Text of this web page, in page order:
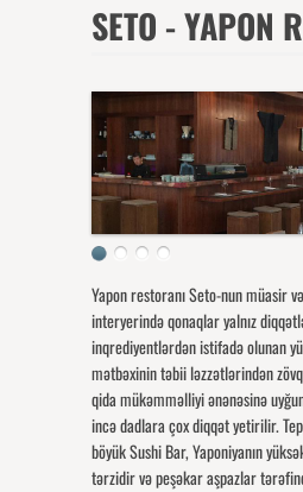
SETO - YAPON
Yapon restoranı Seto-nun müasir
interyerində qonaqlar yalnız
inqrediyentlərdən istifadə olunan
mətbəxinin təbii ləzzətlərindən
qida mükəmməlliyi ənənəsinə
incə dadlara çox diqqət yetirilir.
böyük Sushi Bar, Yaponiyanın
tərzidir və peşəkar aşpazlar